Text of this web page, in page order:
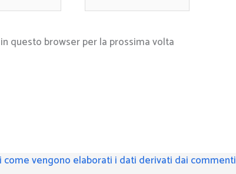
questo browser per la prossima volta
come vengono elaborati i dati derivati dai commenti